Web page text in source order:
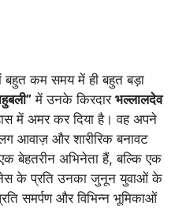
बहुत कम समय में ही बहुत बड़ा
में उनके किरदार भल्लालदेव
में अमर कर दिया है। वह अपने
आवाज़ और शारीरिक बनावट
बेहतरीन अभिनेता हैं, बल्कि एक
के प्रति उनका जुनून युवाओं के
समर्पण और विभिन्न भूमिकाओं